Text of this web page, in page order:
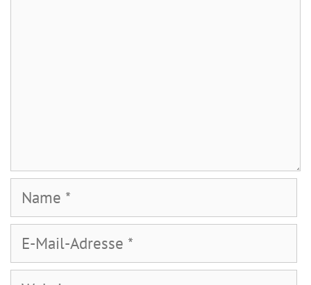
Mail-
Adresse